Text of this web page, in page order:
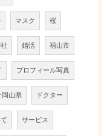
マスク 桜
婚活 福山市
プロフィール写真
岡山県 ドクター
サービス